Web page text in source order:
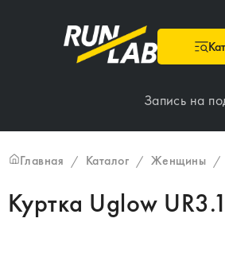
Запись на
Главная / Каталог / Женщины /
Куртка Uglow